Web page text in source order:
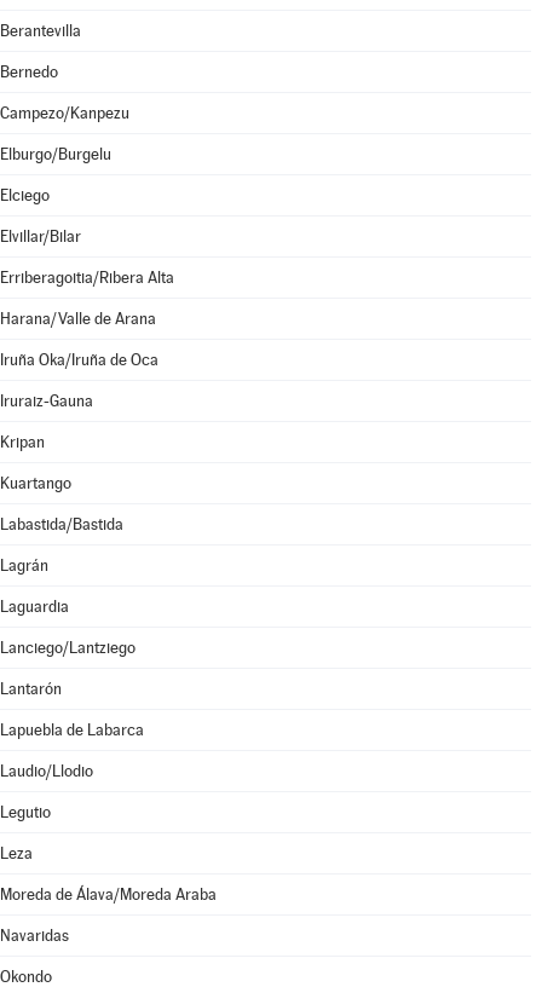
Berantevilla
Bernedo
Campezo/Kanpezu
Elburgo/Burgelu
Elciego
Elvillar/Bilar
Erriberagoitia/Ribera Alta
Harana/Valle de Arana
Iruña Oka/Iruña de Oca
Iruraiz-Gauna
Kripan
Kuartango
Labastida/Bastida
Lagrán
Laguardia
Lanciego/Lantziego
Lantarón
Lapuebla de Labarca
Laudio/Llodio
Legutio
Leza
Moreda de Álava/Moreda Araba
Navaridas
Okondo